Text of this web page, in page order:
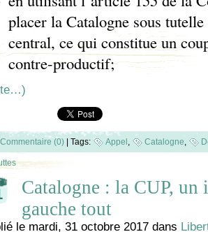
placer la Catalogne sous
central, ce qui constitue un
contre-productif;
Commentaire (0) Tags: Appel , Catalogne,
Catalogne : la CUP, un
gauche tout
le mardi, 31 octobre 2017 dans